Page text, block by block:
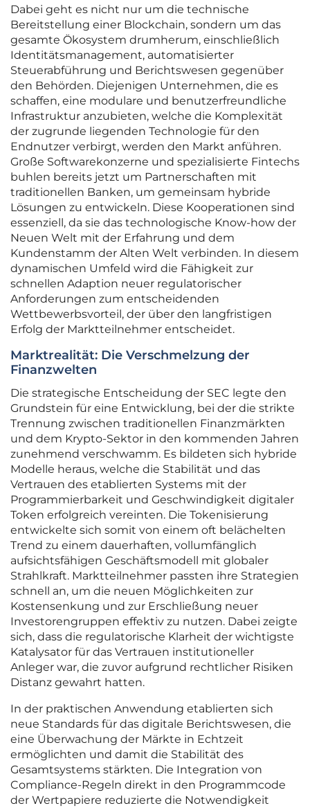
Dabei geht es nicht nur um die technische
Bereitstellung einer Blockchain, sondern um das
gesamte Ökosystem drumherum, einschließlich
Identitätsmanagement, automatisierter
Steuerabführung und Berichtswesen gegenüber
den Behörden. Diejenigen Unternehmen, die es
schaffen, eine modulare und benutzerfreundliche
Infrastruktur anzubieten, welche die Komplexität
der zugrunde liegenden Technologie für den
Endnutzer verbirgt, werden den Markt anführen.
Große Softwarekonzerne und spezialisierte Fintechs
buhlen bereits jetzt um Partnerschaften mit
traditionellen Banken, um gemeinsam hybride
Lösungen zu entwickeln. Diese Kooperationen sind
essenziell, da sie das technologische Know-how der
Neuen Welt mit der Erfahrung und dem
Kundenstamm der Alten Welt verbinden. In diesem
dynamischen Umfeld wird die Fähigkeit zur
schnellen Adaption neuer regulatorischer
Anforderungen zum entscheidenden
Wettbewerbsvorteil, der über den langfristigen
Erfolg der Marktteilnehmer entscheidet.
Marktrealität: Die Verschmelzung der
Finanzwelten
Die strategische Entscheidung der SEC legte den
Grundstein für eine Entwicklung, bei der die strikte
Trennung zwischen traditionellen Finanzmärkten
und dem Krypto-Sektor in den kommenden Jahren
zunehmend verschwamm. Es bildeten sich hybride
Modelle heraus, welche die Stabilität und das
Vertrauen des etablierten Systems mit der
Programmierbarkeit und Geschwindigkeit digitaler
Token erfolgreich vereinten. Die Tokenisierung
entwickelte sich somit von einem oft belächelten
Trend zu einem dauerhaften, vollumfänglich
aufsichtsfähigen Geschäftsmodell mit globaler
Strahlkraft. Marktteilnehmer passten ihre Strategien
schnell an, um die neuen Möglichkeiten zur
Kostensenkung und zur Erschließung neuer
Investorengruppen effektiv zu nutzen. Dabei zeigte
sich, dass die regulatorische Klarheit der wichtigste
Katalysator für das Vertrauen institutioneller
Anleger war, die zuvor aufgrund rechtlicher Risiken
Distanz gewahrt hatten.
In der praktischen Anwendung etablierten sich
neue Standards für das digitale Berichtswesen, die
eine Überwachung der Märkte in Echtzeit
ermöglichten und damit die Stabilität des
Gesamtsystems stärkten. Die Integration von
Compliance-Regeln direkt in den Programmcode
der Wertpapiere reduzierte die Notwendigkeit